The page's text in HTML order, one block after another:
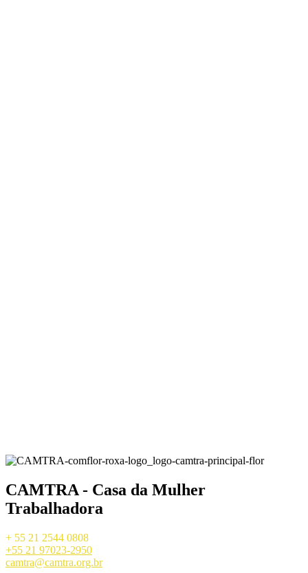
CAMTRA - Casa da Mulher
Trabalhadora
+ 55 21 2544 0808
+55 21 97023-2950
camtra@camtra.org.br